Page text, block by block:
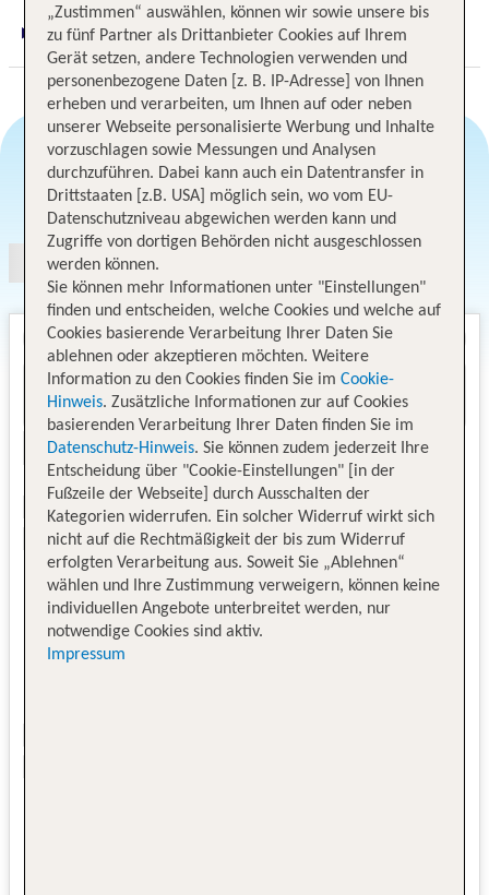
Digitaler und telefonischer 24/7 TUI Service
Angebotsauswahl
„Zustimmen“ auswählen, können wir sowie unsere bis
zu fünf Partner als Drittanbieter Cookies auf Ihrem
Gerät setzen, andere Technologien verwenden und
personenbezogene Daten [z. B. IP-Adresse] von Ihnen
erheben und verarbeiten, um Ihnen auf oder neben
unserer Webseite personalisierte Werbung und Inhalte
vorzuschlagen sowie Messungen und Analysen
durchzuführen. Dabei kann auch ein Datentransfer in
Drittstaaten [z.B. USA] möglich sein, wo vom EU-
Datenschutzniveau abgewichen werden kann und
Zugriffe von dortigen Behörden nicht ausgeschlossen
werden können.
Sie können mehr Informationen unter "Einstellungen"
finden und entscheiden, welche Cookies und welche auf
Cookies basierende Verarbeitung Ihrer Daten Sie
ablehnen oder akzeptieren möchten. Weitere
Information zu den Cookies finden Sie im Cookie-
Hinweis. Zusätzliche Informationen zur auf Cookies
basierenden Verarbeitung Ihrer Daten finden Sie im
Datenschutz-Hinweis. Sie können zudem jederzeit Ihre
Entscheidung über "Cookie-Einstellungen" [in der
Fußzeile der Webseite] durch Ausschalten der
Kategorien widerrufen. Ein solcher Widerruf wirkt sich
nicht auf die Rechtmäßigkeit der bis zum Widerruf
erfolgten Verarbeitung aus. Soweit Sie „Ablehnen“
wählen und Ihre Zustimmung verweigern, können keine
individuellen Angebote unterbreitet werden, nur
notwendige Cookies sind aktiv.
Impressum